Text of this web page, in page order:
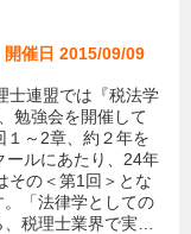
開催日 2015/09/09
士連盟では『税法学
勉強会を開催して
１～2章、約２年を
ールにあたり、24年
その＜第1回＞とな
「法律学としての
税理士業界で実…